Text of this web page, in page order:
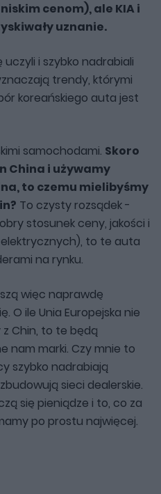
cenom), ale KIA i
uznanie.
i szybko nadrabiali
trendy, którymi
koreańskiego auta jest
samochodami. Skoro
China i używamy
to czemu mielibyśmy
To czysty rozsądek -
stosunek ceny, jakości i
to te auta
na rynku.
więc naprawdę
O ile Unia Europejska nie
z Chin, to te będą
nam marki. Czy mnie to
szybko nadrabiają
sieci dealerskie.
się pieniądze i to, co za
po prostu najwięcej.